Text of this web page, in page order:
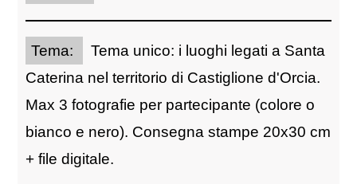
Tema:
Tema unico: i luoghi legati a Santa
Caterina nel territorio di Castiglione d'Orcia.
Max 3 fotografie per partecipante (colore o
bianco e nero). Consegna stampe 20x30 cm
+ file digitale.